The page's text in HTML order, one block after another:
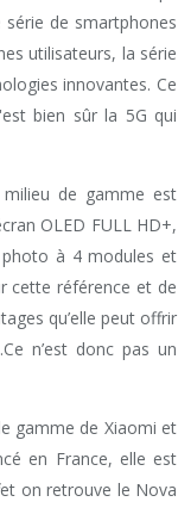
de smartphones
utilisateurs, la série
innovantes. Ce
bien sûr la 5G qui
de gamme est
OLED FULL HD+,
photo à 4 modules et
cette référence et de
qu’elle peut offrir
n’est donc pas un
gamme de Xiaomi et
en France, elle est
on retrouve le Nova